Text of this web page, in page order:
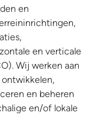
en
en verticale
Wij werken aan
en beheren
en/of lokale